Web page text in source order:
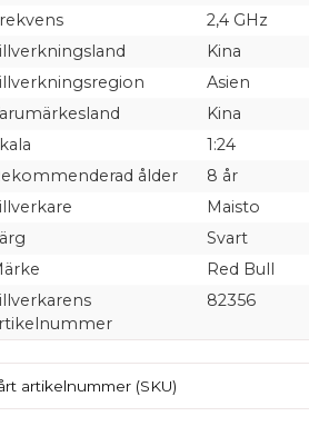
2,4 GHz
Kina
Asien
Kina
1:24
ålder
8 år
Maisto
Svart
Red Bull
82356
artikelnummer (SKU)